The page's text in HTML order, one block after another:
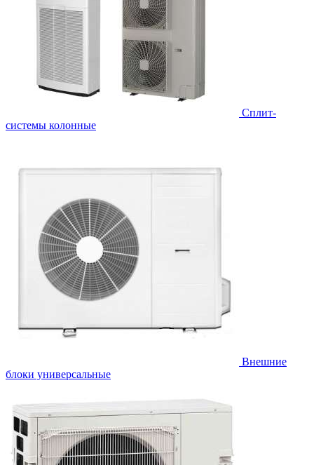
Cплит-
системы колонные
Внешние
блоки универсальные